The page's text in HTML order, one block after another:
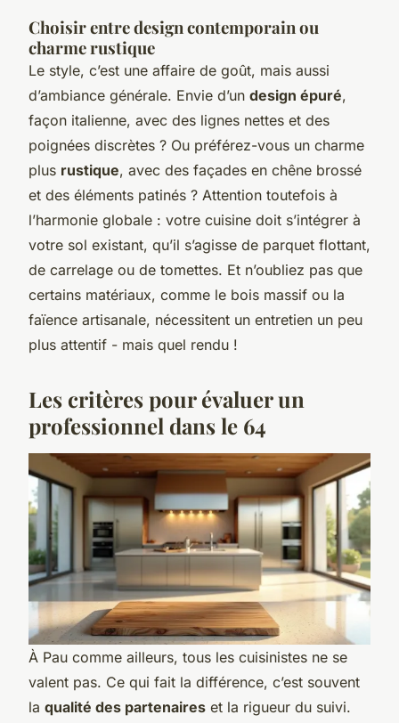
Choisir entre design contemporain ou
charme rustique
Le style, c’est une affaire de goût, mais aussi
d’ambiance générale. Envie d’un design épuré,
façon italienne, avec des lignes nettes et des
poignées discrètes ? Ou préférez-vous un charme
plus rustique, avec des façades en chêne brossé
et des éléments patinés ? Attention toutefois à
l’harmonie globale : votre cuisine doit s’intégrer à
votre sol existant, qu’il s’agisse de parquet flottant,
de carrelage ou de tomettes. Et n’oubliez pas que
certains matériaux, comme le bois massif ou la
faïence artisanale, nécessitent un entretien un peu
plus attentif - mais quel rendu !
Les critères pour évaluer un
professionnel dans le 64
À Pau comme ailleurs, tous les cuisinistes ne se
valent pas. Ce qui fait la différence, c’est souvent
la qualité des partenaires et la rigueur du suivi.